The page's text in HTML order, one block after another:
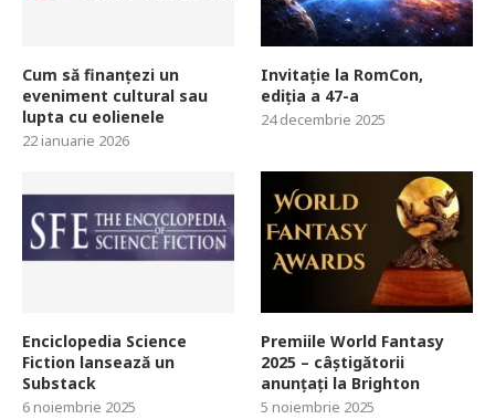
Cum să finanțezi un
eveniment cultural sau
lupta cu eolienele
22 ianuarie 2026
Invitație la RomCon,
ediția a 47-a
24 decembrie 2025
Enciclopedia Science
Fiction lansează un
Substack
6 noiembrie 2025
Premiile World Fantasy
2025 – câștigătorii
anunțați la Brighton
5 noiembrie 2025